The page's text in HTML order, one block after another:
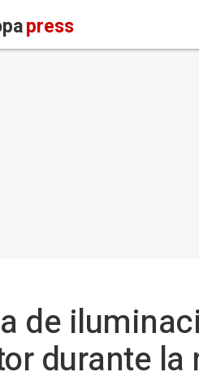
press
de
durante la